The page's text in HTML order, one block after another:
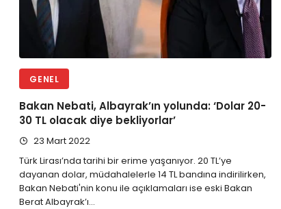
GENEL
Bakan Nebati, Albayrak’ın yolunda: ‘Dolar 20-
30 TL olacak diye bekliyorlar’
23 Mart 2022
Türk Lirası’nda tarihi bir erime yaşanıyor. 20 TL’ye
dayanan dolar, müdahalelerle 14 TL bandına indirilirken,
Bakan Nebati'nin konu ile açıklamaları ise eski Bakan
Berat Albayrak’ı…